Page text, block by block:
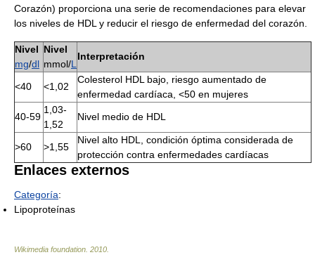
Corazón) proporciona una serie de recomendaciones para elevar
los niveles de HDL y reducir el riesgo de enfermedad del corazón.
Nivel
mg/dl
Nivel
mmol/L
Interpretación
<40 <1,02
Colesterol HDL bajo, riesgo aumentado de
enfermedad cardíaca, <50 en mujeres
40-59
1,03-
1,52
Nivel medio de HDL
>60 >1,55
Nivel alto HDL, condición óptima considerada de
protección contra enfermedades cardíacas
Enlaces externos
Categoría:
Lipoproteínas
Wikimedia foundation 2010